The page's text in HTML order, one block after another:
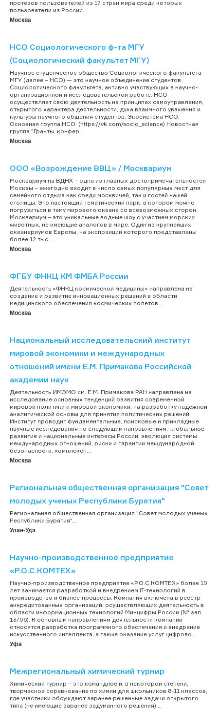
протезов пользователей из 17 стран мира среди которых
пользователи из России...
Москва
НСО Социологического ф-та МГУ
(Социологический факультет МГУ)
Научное студенческое общество Социологического факультета
МГУ (далее – НСО) — это научное объединение студентов
Социологического факультета, активно участвующих в научно-
организационной и исследовательской работе. НСО
осуществляет свою деятельность на принципах самоуправления,
открытого характера деятельности, духа взаимного уважения и
культуры научного общения студентов. Экосистема НСО:
Основная группа НСО: (https://vk.com/socio_science) Новостная
группа "Гранты, конфер...
Москва
ООО «Возрождение ВВЦ» / Москвариум
Москвариум на ВДНХ – одна из главных достопримечательностей
Москвы – ежегодно входит в число самых популярных мест для
семейного отдыха как среди москвичей, так и гостей нашей
столицы. Это настоящий тематический парк, в котором можно
погрузиться в тему мирового океана со всевозможных сторон.
Москвариум – это уникальные водные шоу с участием морских
животных, не имеющие аналогов в мире. Один из крупнейших
океанариумов Европы, на экспозиции которого представлены
более 12 тыс...
Москва
ФГБУ ФНКЦ КМ ФМБА России
Деятельность «ФНКЦ космической медицины» направлена на
создание и развитие инновационных решений в области
медицинского обеспечения космических полетов....
Москва
Национальный исследовательский институт
мировой экономики и международных
отношений имени Е.М. Примакова Российской
академии наук
Деятельность ИМЭМО им. Е.М. Примакова РАН направлена на
исследование основных тенденций развития современной
мировой политики и мировой экономики, на разработку надежной
аналитической основы для принятия политических решений.
Институт проводит фундаментальные, поисковые и прикладные
научные исследования по следующим направлениям: глобальное
развитие и национальные интересы России, эволюция системы
международных отношений, риски и гарантии международной
безопасности, комплексн...
Москва
Региональная общественная организация "Совет
молодых ученых Республики Бурятия"
Региональная общественная организация "Совет молодых ученых
Республики Бурятия"...
Улан-Удэ
Научно-производственное предприятие
«Р.О.С.КОМТЕХ»
Научно-производственное предприятие «Р.О.С.КОМТЕХ» более 10
лет занимается разработкой и внедрением IT-технологий в
производство и бизнес-процессы. Компания включена в реестр
аккредитованных организаций, осуществляющих деятельность в
области информационных технологий Минцифры России (№ зап.
13706). К основным направлениям деятельности компании
относятся разработка программного обеспечения и внедрение
искусственного интеллекта, а также оказание услуг цифрово...
Уфа
Межрегиональный химический турнир
Химический турнир – это командное и, в некоторой степени,
творческое соревнование по химии для школьников 8-11 классов,
где участники обсуждают заранее решенные задачи открытого
типа (не имеющие заранее задуманного решения)....